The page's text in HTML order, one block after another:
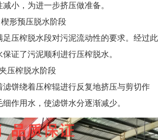
小，为进一步挤压做准备。
楔形预压脱水阶段
足压榨脱水段对污泥流动性的要求。经过此
证了污泥顺利进行压榨脱水。
压榨脱水阶段
滤饼绕着压榨辊进行反复地挤压与剪切作
作用水，使滤饼水分逐渐减少。